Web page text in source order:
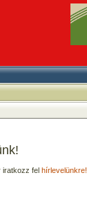
iratkozz fel hírlevelünkre!